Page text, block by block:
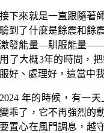
接下來就是一直跟隨著
驗到了什麼是餘震和餘
激發能量—馴服能量——
用了大概3年的時間，
服好、處理好，這當中
2024 年的時候，有一
變乖了，它不再強烈的
要置心在風門調息，越